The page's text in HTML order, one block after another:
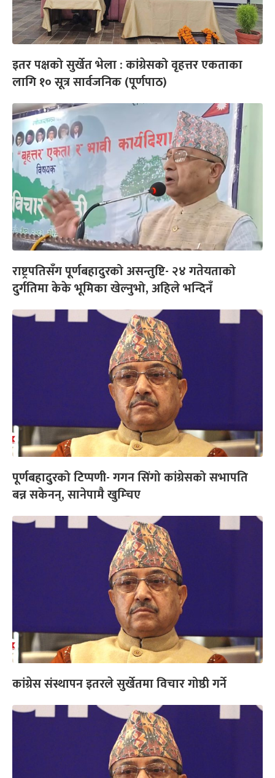
इतर पक्षको सुर्खेत भेला : कांग्रेसको वृहत्तर एकताका
लागि १० सूत्र सार्वजनिक (पूर्णपाठ)
राष्ट्रपतिसँग पूर्णबहादुरको असन्तुष्टि- २४ गतेयताको
दुर्गतिमा केके भूमिका खेल्नुभो, अहिले भन्दिनँ
पूर्णबहादुरको टिप्पणी- गगन सिंगो कांग्रेसको सभापति
बन्न सकेनन्, सानेपामै खुम्चिए
कांग्रेस संस्थापन इतरले सुर्खेतमा विचार गोष्ठी गर्ने